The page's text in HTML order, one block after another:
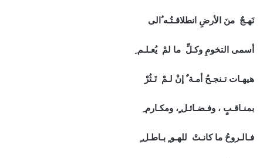
نَهـجٌ منَ الأرضِ انطلاقـتُـه ُالى
أسمى التخومِ وكـلِّ ما لمْ يُعـلـم ِ
هيهـات تـنجـحُ أمـة ٌ إنْ لـمْ تَـثُرْ
بمنـاقـبٍ ، وفـضـائـل ٍ، ومكـارم ِ
فـالـروحُ ما كانـتْ للهـو ٍ بـاطـل ٍ